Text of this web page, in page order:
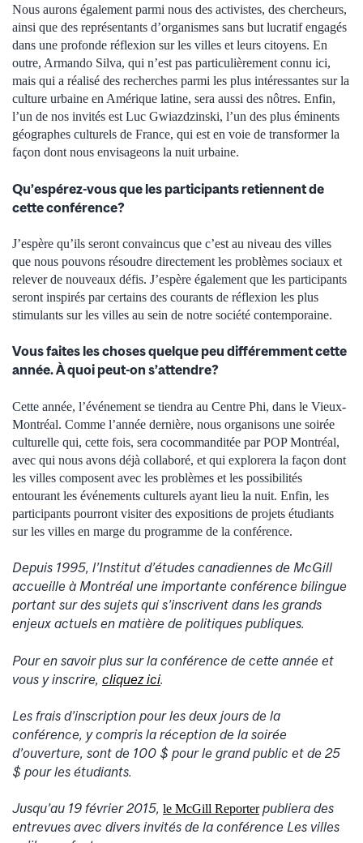
Nous aurons également parmi nous des activistes, des chercheurs,
ainsi que des représentants d’organismes sans but lucratif engagés
dans une profonde réflexion sur les villes et leurs citoyens. En
outre, Armando Silva, qui n’est pas particulièrement connu ici,
mais qui a réalisé des recherches parmi les plus intéressantes sur la
culture urbaine en Amérique latine, sera aussi des nôtres. Enfin,
l’un de nos invités est Luc Gwiazdzinski, l’un des plus éminents
géographes culturels de France, qui est en voie de transformer la
façon dont nous envisageons la nuit urbaine.
Qu’espérez-vous que les participants retiennent de
cette conférence?
J’espère qu’ils seront convaincus que c’est au niveau des villes
que nous pouvons résoudre directement les problèmes sociaux et
relever de nouveaux défis. J’espère également que les participants
seront inspirés par certains des courants de réflexion les plus
stimulants sur les villes au sein de notre société contemporaine.
Vous faites les choses quelque peu différemment cette
année. À quoi peut-on s’attendre?
Cette année, l’événement se tiendra au Centre Phi, dans le Vieux-
Montréal. Comme l’année dernière, nous organisons une soirée
culturelle qui, cette fois, sera cocommanditée par POP Montréal,
avec qui nous avons déjà collaboré, et qui explorera la façon dont
les villes composent avec les problèmes et les possibilités
entourant les événements culturels ayant lieu la nuit. Enfin, les
participants pourront visiter des expositions de projets étudiants
sur les villes en marge du programme de la conférence.
Depuis 1995, l’Institut d’études canadiennes de McGill
accueille à Montréal une importante conférence bilingue
portant sur des sujets qui s’inscrivent dans les grands
enjeux actuels en matière de politiques publiques.
Pour en savoir plus sur la conférence de cette année et
vous y inscrire, cliquez ici.
Les frais d’inscription pour les deux jours de la
conférence, y compris la réception de la soirée
d’ouverture, sont de 100 $ pour le grand public et de 25
$ pour les étudiants.
Jusqu’au 19 février 2015, le McGill Reporterpubliera des
entrevues avec divers invités de la conférence Les villes